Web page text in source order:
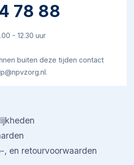
78 88
- 12.30 uur
buiten deze tijden contact
, en retourvoorwaarden